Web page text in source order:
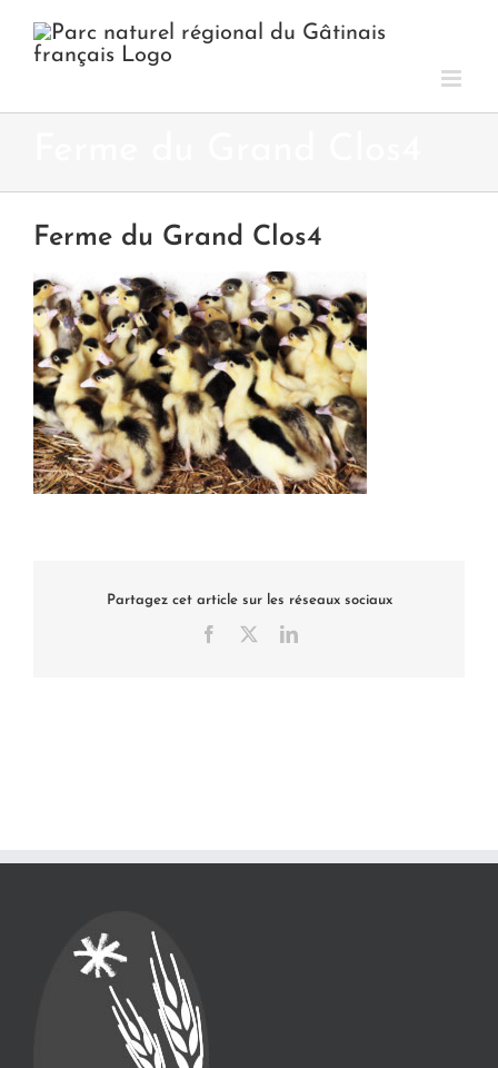
contenu
Ferme du Grand Clos4
Partagez cet article sur les réseaux sociaux
Facebook LinkedIn